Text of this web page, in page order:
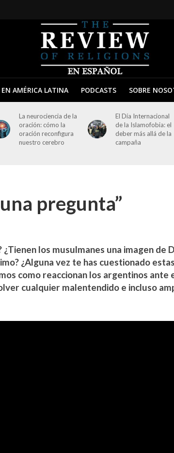
EN AMÉRICA LATINA PODCASTS SOBRE
La neurociencia de la
oración: cómo la
oración reconfigura
nuestro cerebro
El Día Internacional
de la Islamofobia: el
deber más allá de la
campaña
pregunta”
los musulmanes una imagen de
¿Alguna vez te has cuestionado estas
como reaccionan los argentinos ante
cualquier malentendido e incluso